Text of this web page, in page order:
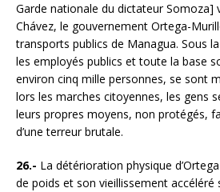
Garde nationale du dictateur Somoza]
Chávez, le gouvernement Ortega-
transports publics de Managua. Sous
les employés publics et toute la base
environ cinq mille personnes, se sont
lors les marches citoyennes, les gens
leurs propres moyens, non protégés,
d’une terreur brutale.
26.- La détérioration physique
de poids et son vieillissement accéléré